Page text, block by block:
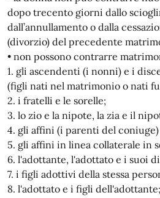
dopo trecento giorni dallo
dall’annullamento o dalla
(divorzio) del precedente
• non possono contrarre
1. gli ascendenti (i nonni) e i
(figli nati nel matrimonio o nati
2. i fratelli e le sorelle;
3. lo zio e la nipote, la zia e il
4. gli affini (i parenti del
5. gli affini in linea collaterale in
6. l'adottante, l'adottato e i suoi
7. i figli adottivi della stessa
8. l'adottato e i figli dell'adottante;